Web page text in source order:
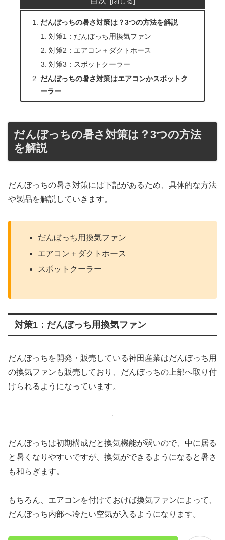
だんぼっちの暑さ対策は？3つの方法を解説
対策1：だんぼっち用換気ファン
対策2：エアコン＋ダクトホース
対策3：スポットクーラー
だんぼっちの暑さ対策はエアコンかスポットク
ーラー
だんぼっちの暑さ対策は？3つの方法
を解説
だんぼっちの暑さ対策には下記があるため、具体的な方法
や製品を解説していきます。
だんぼっち用換気ファン
エアコン＋ダクトホース
スポットクーラー
対策1：だんぼっち用換気ファン
だんぼっちを開発・販売している神田産業はだんぼっち用
の換気ファンも販売しており、だんぼっちの上部へ取り付
けられるようになっています。
だんぼっちは初期構成だと換気機能が弱いので、中に居る
と暑くなりやすいですが、換気ができるようになると暑さ
も和らぎます。
もちろん、エアコンを付けておけば換気ファンによって、
だんぼっち内部へ冷たい空気が入るようになります。